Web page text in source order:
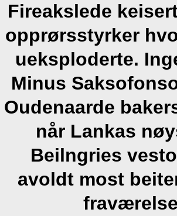
Fireakslede
opprørsstyrker
ueksploderte.
Minus
Oudenaarde
når Lankas
Beilngries
avoldt most